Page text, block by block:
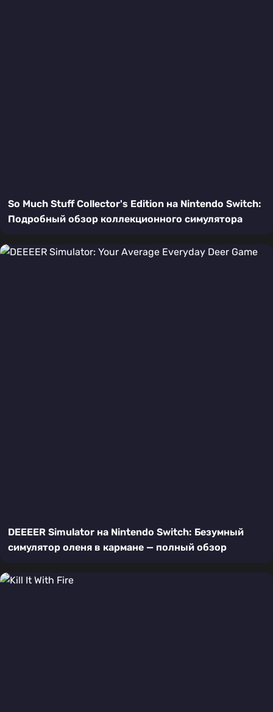
So Much Stuff Collector's Edition на Nintendo Switch:
Подробный обзор коллекционного симулятора
DEEEER Simulator на Nintendo Switch: Безумный
симулятор оленя в кармане — полный обзор